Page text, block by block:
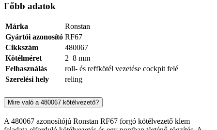
Főbb adatok
Márka
Ronstan
Gyártói azonosító RF67
Cikkszám
480067
Kötélméret
2–8 mm
Felhasználás
roll- és reffkötél vezetése cockpit felé
Szerelési hely
reling
Mire való a 480067 kötélvezető?
A 480067 azonosítójú Ronstan RF67 forgó kötélvezető klem